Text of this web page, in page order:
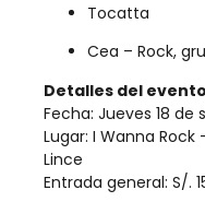
Tocatta
Cea – Rock,
Detalles del
Fecha: Jueves 18 de
Lugar: I Wanna Rock
Lince
Entrada general: S/.